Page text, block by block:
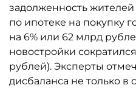
задолженность
по ипотеке на покупку
на 6% или 62 млрд
новостройки
рублей). Эксперты
дисбаланса не только